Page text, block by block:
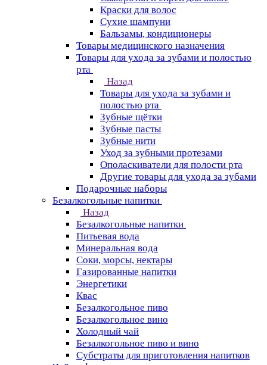
Краски для волос
Сухие шампуни
Бальзамы, кондиционеры
Товары медицинского назначения
Товары для ухода за зубами и полостью
рта
Назад
Товары для ухода за зубами и
полостью рта
Зубные щётки
Зубные пасты
Зубные нити
Уход за зубными протезами
Ополаскиватели для полости рта
Другие товары для ухода за зубами
Подарочные наборы
Безалкогольные напитки
Назад
Безалкогольные напитки
Питьевая вода
Минеральная вода
Соки, морсы, нектары
Газированные напитки
Энергетики
Квас
Безалкогольное пиво
Безалкогольное вино
Холодный чай
Безалкогольное пиво и вино
Субстраты для приготовления напитков